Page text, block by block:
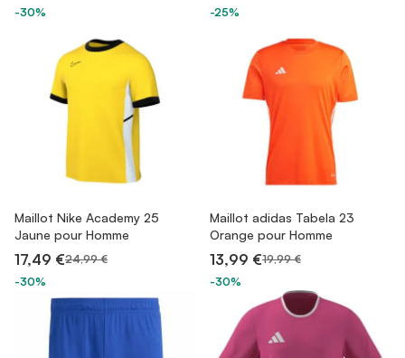
-30%
-25%
Maillot Nike Academy 25
Jaune pour Homme
17,49 €24,99 €
-30%
Maillot adidas Tabela 23
Orange pour Homme
13,99 €19,99 €
-30%